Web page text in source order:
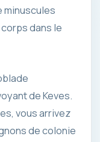
minuscules
dans le
de Keves.
vous arrivez
de colonie